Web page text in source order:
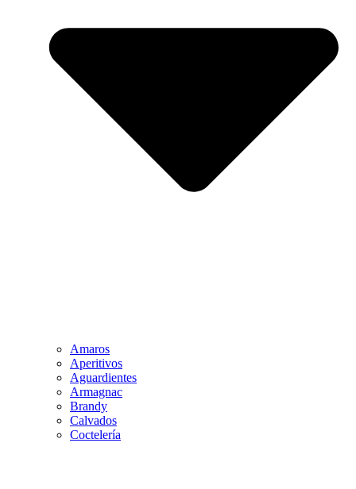
Amaros
Aperitivos
Aguardientes
Armagnac
Brandy
Calvados
Coctelería